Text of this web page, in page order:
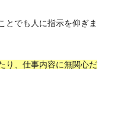
とでも人に指示を仰ぎま
り、仕事内容に無関心だ